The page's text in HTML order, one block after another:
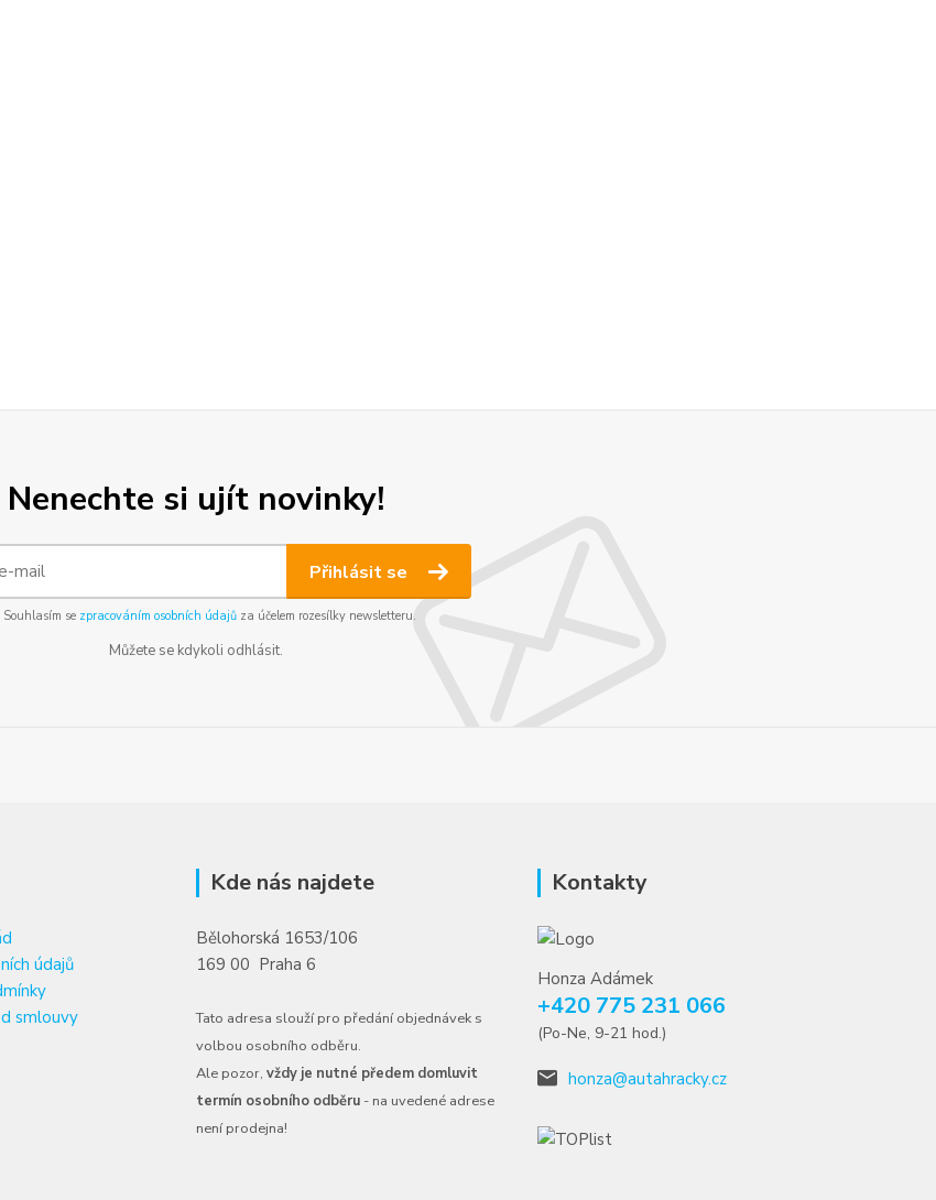
Nenechte si ujít novinky!
Přihlásit se
Souhlasím se zpracováním osobních údajůza účelem rozesílky newsletteru.
Můžete se kdykoli odhlásit.
údajů
smlouvy
Kde nás najdete
Bělohorská 1653/106
169 00 Praha 6
Tato adresa slouží pro předání objednávek s
volbou osobního odběru.
Ale pozor, vždy je nutné předem domluvit
termín osobního odběru - na uvedené adrese
není prodejna!
Kontakty
Honza Adámek
+420 775 231 066
(Po-Ne, 9-21 hod.)
honza@autahracky.cz